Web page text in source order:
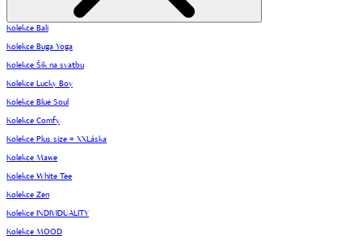
Kolekce Bali
Kolekce Buga Yoga
Kolekce Šik na svatbu
Kolekce Lucky Boy
Kolekce Blue Soul
Kolekce Comfy
Kolekce Plus size = XXLáska
Kolekce Mawe
Kolekce White Tee
Kolekce Zen
Kolekce INDIVIDUALITY
Kolekce MOOD